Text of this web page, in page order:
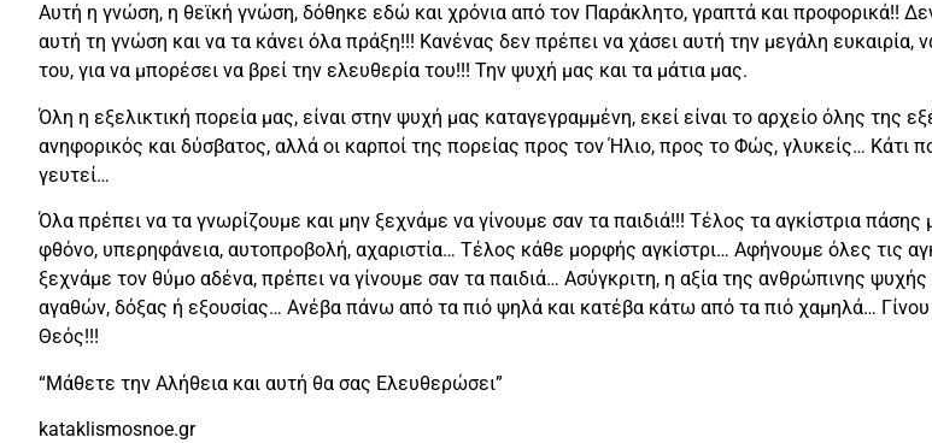
Αυτή η γνώση, η θεϊκή γνώση, δόθηκε εδώ και χρόνια από τον Παράκλητο, γραπτά και προφορικά!!
αυτή τη γνώση και να τα κάνει όλα πράξη!!! Κανένας δεν πρέπει να χάσει αυτή την μεγάλη
του, για να μπορέσει να βρεί την ελευθερία του!!! Την ψυχή μας και τα μάτια μας.
Όλη η εξελικτική πορεία μας, είναι στην ψυχή μας καταγεγραμμένη, εκεί είναι το αρχείο όλης της
ανηφορικός και δύσβατος, αλλά οι καρποί της πορείας προς τον Ήλιο, προς το Φώς, γλυκείς… Κάτι
γευτεί…
Όλα πρέπει να τα γνωρίζουμε και μην ξεχνάμε να γίνουμε σαν τα παιδιά!!! Τέλος τα αγκίστρια πάσης
φθόνο, υπερηφάνεια, αυτοπροβολή, αχαριστία… Τέλος κάθε μορφής αγκίστρι… Αφήνουμε όλες τις
ξεχνάμε τον θύμο αδένα, πρέπει να γίνουμε σαν τα παιδιά… Ασύγκριτη, η αξία της ανθρώπινης
αγαθών, δόξας ή εξουσίας… Ανέβα πάνω από τα πιό ψηλά και κατέβα κάτω από τα πιό χαμηλά… Γίνου
Θεός!!!
“Μάθετε την Αλήθεια και αυτή θα σας Ελευθερώσει”
kataklismosnoe.gr